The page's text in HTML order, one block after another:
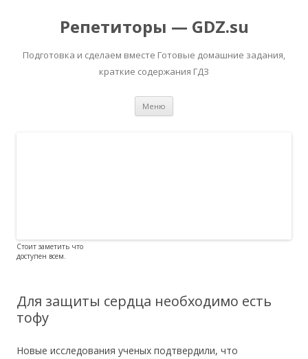
Репетиторы — GDZ.su
Подготовка и сделаем вместе Готовые домашние задания,
краткие содержания ГДЗ
Меню
Стоит заметить что
доступен всем.
Для защиты сердца необходимо есть
тофу
Новые исследования ученых подтвердили, что